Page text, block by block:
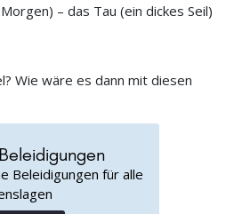
– das Tau (ein dickes Seil)
Wie wäre es dann mit diesen
Beleidigungen für alle